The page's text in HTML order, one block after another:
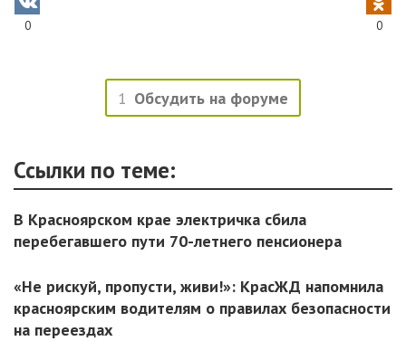
0 0
1 Обсудить на форуме
Ссылки по теме:
В Красноярском крае электричка сбила
перебегавшего пути 70-летнего пенсионера
«Не рискуй, пропусти, живи!»: КрасЖД напомнила
красноярским водителям о правилах безопасности
на переездах